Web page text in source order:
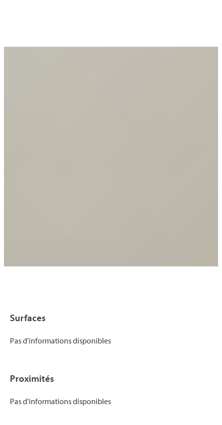
Surfaces
Pas d'informations disponibles
Proximités
Pas d'informations disponibles